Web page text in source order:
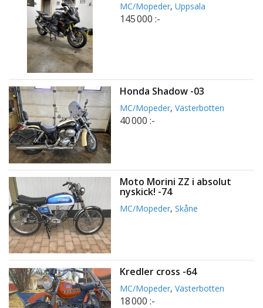
MC/Mopeder,Uppsala
145 000 :-
Honda Shadow -03
MC/Mopeder,Västerbotten
40 000 :-
Moto Morini ZZ i absolut
nyskick! -74
MC/Mopeder,Skåne
Kredler cross -64
MC/Mopeder,Västerbotten
18 000 :-